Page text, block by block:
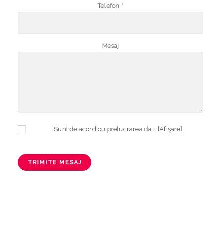
Telefon *
Mesaj
[Afișare]
TRIMITE MESAJ